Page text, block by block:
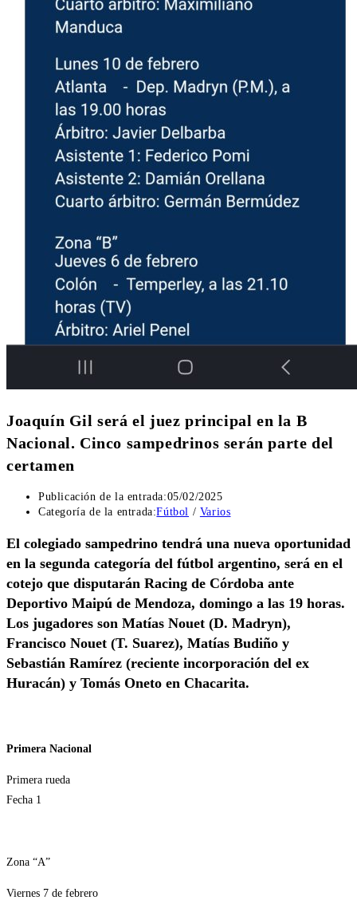
Joaquín Gil será el juez principal en la B
Nacional. Cinco sampedrinos serán parte del
certamen
Publicación de la entrada:05/02/2025
Categoría de la entrada:Fútbol / Varios
El colegiado sampedrino tendrá una nueva oportunidad
en la segunda categoría del fútbol argentino, será en el
cotejo que disputarán Racing de Córdoba ante
Deportivo Maipú de Mendoza, domingo a las 19 horas.
Los jugadores son Matías Nouet (D. Madryn),
Francisco Nouet (T. Suarez), Matías Budiño y
Sebastián Ramírez (reciente incorporación del ex
Huracán) y Tomás Oneto en Chacarita.
Primera Nacional
Primera rueda
Fecha 1
Zona “A”
Viernes 7 de febrero